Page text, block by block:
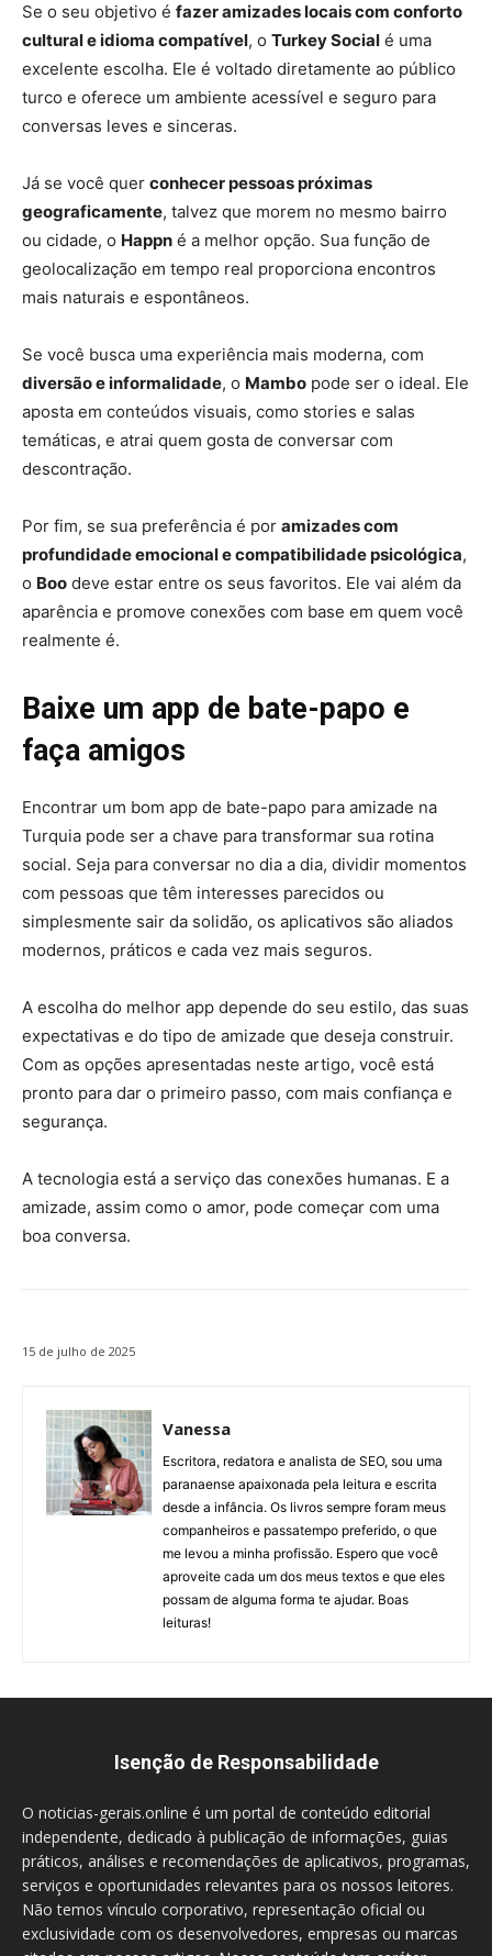
Se o seu objetivo é fazer amizades locais com conforto
cultural e idioma compatível, o Turkey Social é uma
excelente escolha. Ele é voltado diretamente ao público
turco e oferece um ambiente acessível e seguro para
conversas leves e sinceras.
Já se você quer conhecer pessoas próximas
geograficamente, talvez que morem no mesmo bairro
ou cidade, o Happn é a melhor opção. Sua função de
geolocalização em tempo real proporciona encontros
mais naturais e espontâneos.
Se você busca uma experiência mais moderna, com
diversão e informalidade, o Mambo pode ser o ideal. Ele
aposta em conteúdos visuais, como stories e salas
temáticas, e atrai quem gosta de conversar com
descontração.
Por fim, se sua preferência é por amizades com
profundidade emocional e compatibilidade psicológica,
o Boo deve estar entre os seus favoritos. Ele vai além da
aparência e promove conexões com base em quem você
realmente é.
Baixe um app de bate-papo e
faça amigos
Encontrar um bom app de bate-papo para amizade na
Turquia pode ser a chave para transformar sua rotina
social. Seja para conversar no dia a dia, dividir momentos
com pessoas que têm interesses parecidos ou
simplesmente sair da solidão, os aplicativos são aliados
modernos, práticos e cada vez mais seguros.
A escolha do melhor app depende do seu estilo, das suas
expectativas e do tipo de amizade que deseja construir.
Com as opções apresentadas neste artigo, você está
pronto para dar o primeiro passo, com mais confiança e
segurança.
A tecnologia está a serviço das conexões humanas. E a
amizade, assim como o amor, pode começar com uma
boa conversa.
15 de julho de 2025
Vanessa
Escritora, redatora e analista de SEO, sou uma
paranaense apaixonada pela leitura e escrita
desde a infância. Os livros sempre foram meus
companheiros e passatempo preferido, o que
me levou a minha profissão. Espero que você
aproveite cada um dos meus textos e que eles
possam de alguma forma te ajudar. Boas
leituras!
Isenção de Responsabilidade
O noticias-gerais.online é um portal de conteúdo editorial
independente, dedicado à publicação de informações, guias
práticos, análises e recomendações de aplicativos, programas,
serviços e oportunidades relevantes para os nossos leitores.
Não temos vínculo corporativo, representação oficial ou
exclusividade com os desenvolvedores, empresas ou marcas